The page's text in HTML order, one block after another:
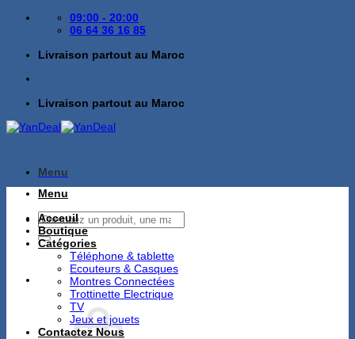
Passer
09:00 - 20:00
06 64 36 16 85
Livraison partout au Maroc
Livraison partout au Maroc
Menu
Recherche
pour :
Menu
Acceuil
Boutique
Catégories
Téléphone & tablette
Ecouteurs & Casques
Montres Connectées
Trottinette Electrique
TV
Jeux et jouets
Contactez Nous